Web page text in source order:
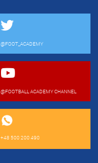
@FOOT_ACADEMY
@FOOTBALL ACADEMY CHANNEL
+48 500 200 490